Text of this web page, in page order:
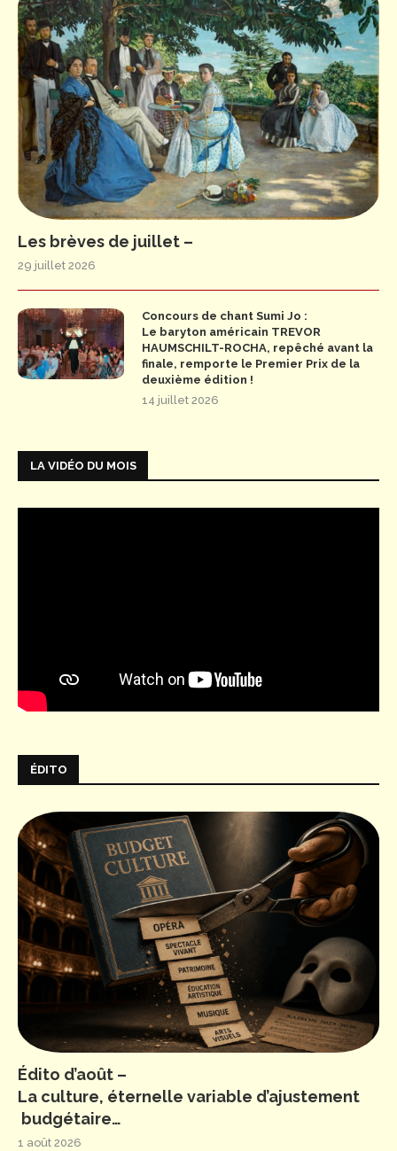
Les brèves de juillet –
29 juillet 2026
Concours de chant Sumi Jo :
Le baryton américain TREVOR
HAUMSCHILT-ROCHA, repêché avant la
finale, remporte le Premier Prix de la
deuxième édition !
14 juillet 2026
LA VIDÉO DU MOIS
ÉDITO
Édito d’août –
La culture, éternelle variable d’ajustement
budgétaire…
1 août 2026